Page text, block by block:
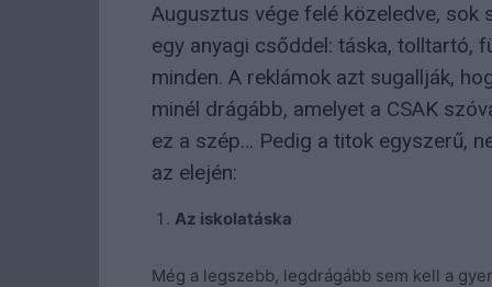
Augusztus vége felé közeledve, sok
egy anyagi csőddel: táska, tolltartó,
minden. A reklámok azt sugallják,
minél drágább, amelyet a CSAK
ez a szép… Pedig a titok egyszerű,
az elején:
Az iskolatáska
Még a legszebb, legdrágább sem kell a